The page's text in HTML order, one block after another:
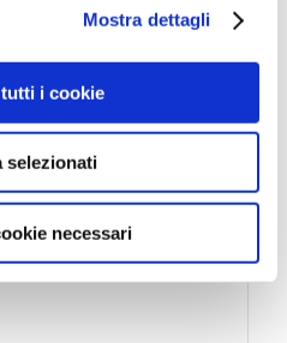
Mostra dettagli
i cookie
selezionati
necessari